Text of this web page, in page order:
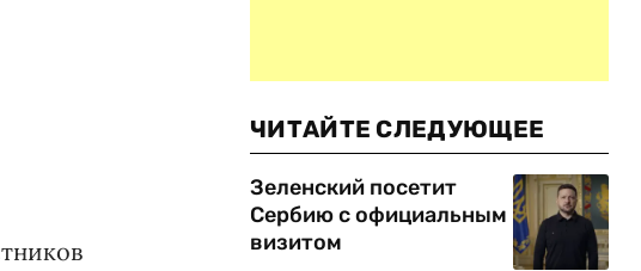
ЧИТАЙТЕ СЛЕДУЮЩЕЕ
Зеленский посетит
Сербию с официальным
визитом